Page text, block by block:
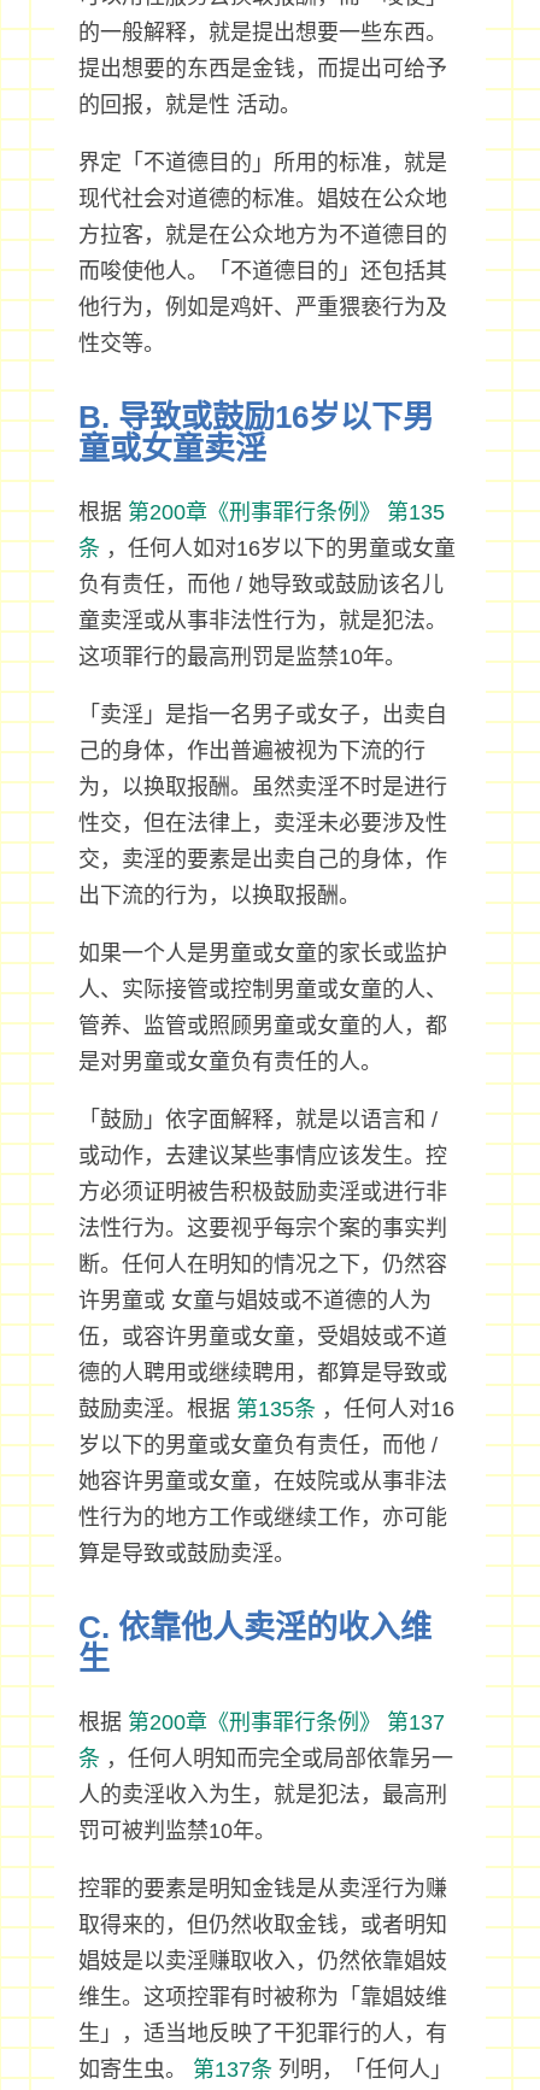
的一般解释，就是提出想要一些东西。
提出想要的东西是金钱，而提出可给予
的回报，就是性 活动。
界定「不道德目的」所用的标准，就是
现代社会对道德的标准。娼妓在公众地
方拉客，就是在公众地方为不道德目的
而唆使他人。「不道德目的」还包括其
他行为，例如是鸡奸、严重猥亵行为及
性交等。
B. 导致或鼓励16岁以下男
童或女童卖淫
根据 第200章《刑事罪行条例》
第135
条，任何人如对16岁以下的男童或女童
负有责任，而他 / 她导致或鼓励该名儿
童卖淫或从事非法性行为，就是犯法。
这项罪行的最高刑罚是监禁10年。
「卖淫」是指一名男子或女子，出卖自
己的身体，作出普遍被视为下流的行
为，以换取报酬。虽然卖淫不时是进行
性交，但在法律上，卖淫未必要涉及性
交，卖淫的要素是出卖自己的身体，作
出下流的行为，以换取报酬。
如果一个人是男童或女童的家长或监护
人、实际接管或控制男童或女童的人、
管养、监管或照顾男童或女童的人，都
是对男童或女童负有责任的人。
「鼓励」依字面解释，就是以语言和 /
或动作，去建议某些事情应该发生。控
方必须证明被告积极鼓励卖淫或进行非
法性行为。这要视乎每宗个案的事实判
断。任何人在明知的情况之下，仍然容
许男童或 女童与娼妓或不道德的人为
伍，或容许男童或女童，受娼妓或不道
德的人聘用或继续聘用，都算是导致或
鼓励卖淫。根据 第135条，任何人对16
岁以下的男童或女童负有责任，而他 /
她容许男童或女童，在妓院或从事非法
性行为的地方工作或继续工作，亦可能
算是导致或鼓励卖淫。
C. 依靠他人卖淫的收入维
生
根据 第200章《刑事罪行条例》
第137
条，任何人明知而完全或局部依靠另一
人的卖淫收入为生，就是犯法，最高刑
罚可被判监禁10年。
控罪的要素是明知金钱是从卖淫行为赚
取得来的，但仍然收取金钱，或者明知
娼妓是以卖淫赚取收入，仍然依靠娼妓
维生。这项控罪有时被称为「靠娼妓维
生」，适当地反映了干犯罪行的人，有
如寄生虫。 第137条列明，「任何人」